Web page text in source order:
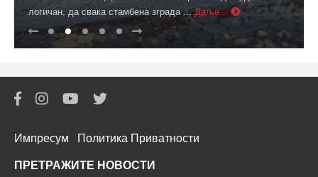
логичан, да свака стамбена зграда ... Даље...
Импресум Политика Приватности
ПРЕТРАЖИТЕ НОВОСТИ